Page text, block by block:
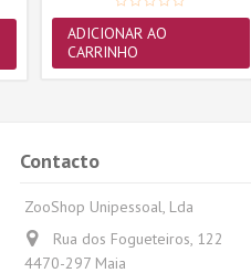
ADICIONAR AO
CARRINHO
Contacto
ZooShop Unipessoal, Lda
Rua dos Fogueteiros, 122
4470-297 Maia